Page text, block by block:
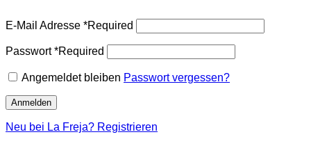
E-Mail Adresse *Required
Passwort*Required
Angemeldet bleiben Passwort vergessen?
Anmelden
Neu bei La Freja? Registrieren